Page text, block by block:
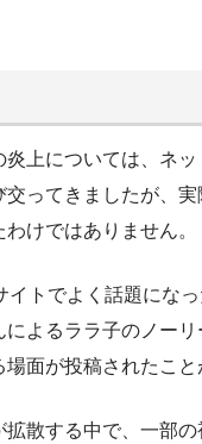
炎上については、ネ
交ってきましたが、
わけではありません。
イトでよく話題にな
よるララ子のノー
面が投稿されたこと
拡散する中で、一部